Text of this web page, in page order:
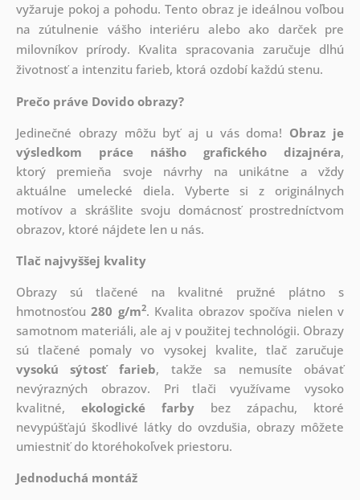
vyžaruje pokoj a pohodu. Tento obraz je ideálnou voľbou
na zútulnenie vášho interiéru alebo ako darček pre
milovníkov prírody. Kvalita spracovania zaručuje dlhú
životnosť a intenzitu farieb, ktorá ozdobí každú stenu.
Prečo práve Dovido obrazy?
Jedinečné obrazy môžu byť aj u vás doma! Obraz je
výsledkom práce nášho grafického dizajnéra,
ktorý premieňa svoje návrhy na unikátne a vždy
aktuálne umelecké diela. Vyberte si z originálnych
motívov a skrášlite svoju domácnosť prostredníctvom
obrazov, ktoré nájdete len u nás.
Tlač najvyššej kvality
Obrazy sú tlačené na kvalitné pružné plátno s
hmotnosťou280 g/m2. Kvalita obrazov spočíva nielen v
samotnom materiáli, ale aj v použitej technológii. Obrazy
sú tlačené pomaly vo vysokej kvalite, tlač zaručuje
vysokú sýtosť farieb, takže sa nemusíte obávať
nevýrazných obrazov. Pri tlači využívame vysoko
kvalitné, ekologické farby bez zápachu, ktoré
nevypúšťajú škodlivé látky do ovzdušia, obrazy môžete
umiestniť do ktoréhokoľvek priestoru.
Jednoduchá montáž